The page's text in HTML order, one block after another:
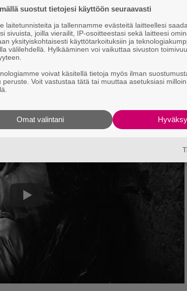
suostut tietojesi käyttöön seuraavasti
laitetunnisteita ja tallennamme evästeitä laitteellesi
sivuista, joilla vierailit, IP-osoitteestasi sekä laitteesi
yksityiskohtaisesti käyttötarkoituksiin ja
välilehdellä. Hylkääminen voi vaikuttaa sivuston
voivat käsitellä tietoja myös ilman
peruste. Voit vastustaa tätä tai muuttaa asetuksiasi
Omat valintani